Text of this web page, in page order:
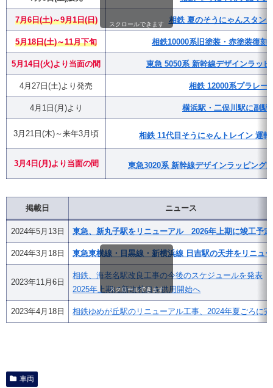
7月6日(土)～9月1日(日) 相鉄 夏のそうにゃんスタン
5月18日(土)～11月下旬 相鉄10000系旧塗装・赤塗装復刻
5月14日(火)より当面の間 東急 5050系 新幹線デザインラッ
4月27日(土)より発売 相鉄 12000系プラレー
4月1日(月)より 横浜駅・二俣川駅に副駅
3月21日(木)～来年3月頃 相鉄 11代目そうにゃんトレイン 運転
3月4日(月)より 当面の間 東急3020系 新幹線デザインラッピング
スクロールできます
掲載日 ニュース
2024年5月13日 東急、新丸子駅をリニューアル 2026年上期に竣工予定
2024年3月18日 東急東横線・目黒線・新横浜線 日吉駅の天井をリニュ
2023年11月6日
相鉄、海老名駅改良工事の今後のスケジュールを発表
2025年上期に新改札口を供用開始へ
2023年4月18日 相鉄ゆめが丘駅のリニューアル工事、2024年夏ごろに
スクロールできます
車両